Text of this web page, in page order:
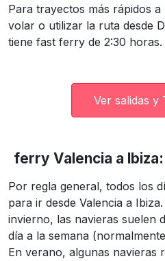
Para trayectos más rápidos
volar o utilizar la ruta desde
tiene fast ferry de 2:30 horas.
Ver salidas y
ferry Valencia a
Por regla general, todos los
para ir desde Valencia a
invierno, las navieras suelen
día a la semana
En verano, algunas navieras